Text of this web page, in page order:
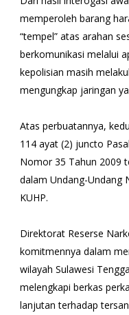
memperoleh barang
“tempel” atas arahan
berkomunikasi melalui
kepolisian masih
mengungkap jaringan
Atas perbuatannya,
114 ayat (2) juncto
Nomor 35 Tahun 2009
dalam Undang-Undang
KUHP.
Direktorat Reserse
komitmennya dalam
wilayah Sulawesi
melengkapi berkas
lanjutan terhadap